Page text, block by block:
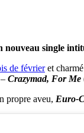
nouveau single
de févrieret
– Crazymad, For Me
propre aveu, Euro-